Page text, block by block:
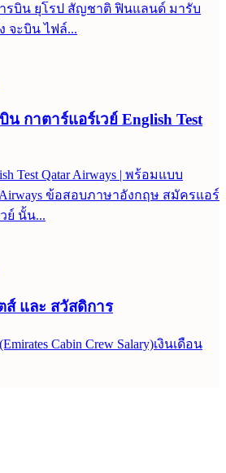
รบิน ยุโรป สัญชาติ ฟินแลนด์ มารับ
จะบิน ไฟล์...
กาตาร์แอร์เวย์ English Test
Test Qatar Airways | พร้อมแบบ
Airways ข้อสอบภาษาอังกฤษ สมัครแอร์
ย์ นั้น...
ส์ และ สวัสดิการ
Cabin Crew Salary)เงินเดือน